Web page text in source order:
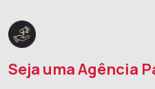
Seja uma Agência